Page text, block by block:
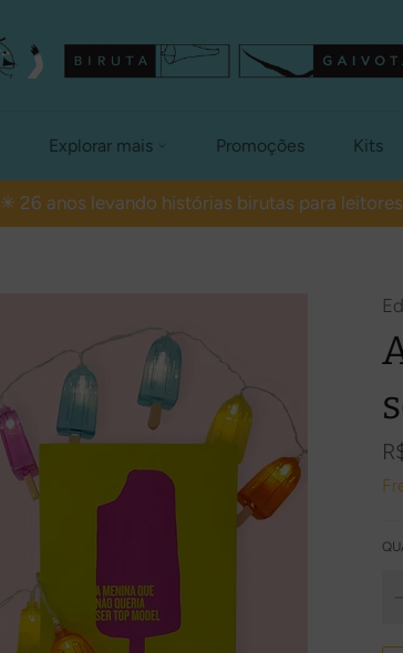
Explorar mais Promoções Kits
✳ 26 anos levando histórias birutas para